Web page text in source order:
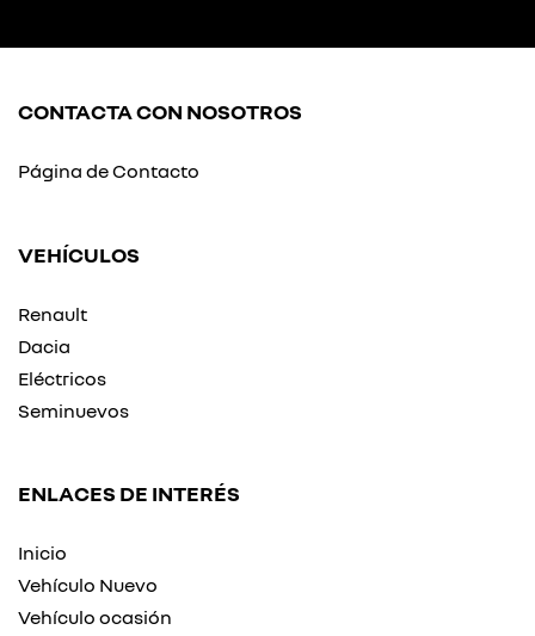
CONTACTA CON NOSOTROS
Página de Contacto
VEHÍCULOS
Renault
Dacia
Eléctricos
Seminuevos
ENLACES DE INTERÉS
Inicio
Vehículo Nuevo
Vehículo ocasión